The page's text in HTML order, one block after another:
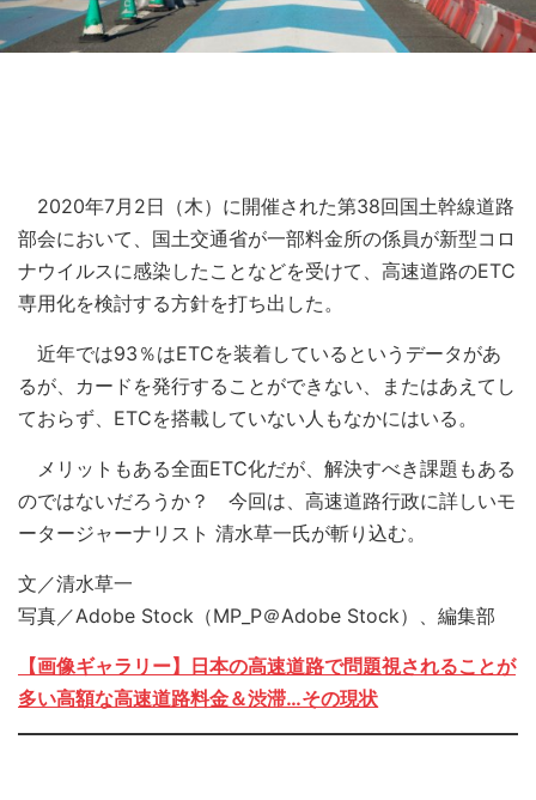
2020年7月2日（木）に開催された第38回国土幹線道路
部会において、国土交通省が一部料金所の係員が新型コロ
ナウイルスに感染したことなどを受けて、高速道路のETC
専用化を検討する方針を打ち出した。
近年では93％はETCを装着しているというデータがあ
るが、カードを発行することができない、またはあえてし
ておらず、ETCを搭載していない人もなかにはいる。
メリットもある全面ETC化だが、解決すべき課題もある
のではないだろうか？ 今回は、高速道路行政に詳しいモ
ータージャーナリスト 清水草一氏が斬り込む。
文／清水草一
写真／Adobe Stock（MP_P＠Adobe Stock）、編集部
【画像ギャラリー】日本の高速道路で問題視されることが
多い高額な高速道路料金＆渋滞…その現状